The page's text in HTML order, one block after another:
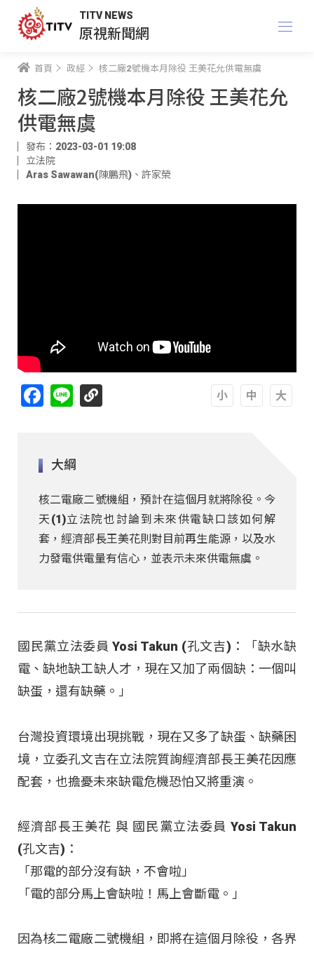
TITV NEWS
原視新聞網
首頁 政經 核二廠2號機本月除役 王美花允供電無虞
核二廠2號機本月除役 王美花允
供電無虞
發布：2023-03-01 19:08
立法院
Aras Sawawan(陳鵬飛) 、 許家榮
Facebook
Line
大綱
核二電廠二號機組，預計在這個月就將除役。今
天(1)立法院也討論到未來供電缺口該如何解
套，經濟部長王美花則對目前再生能源，以及水
力發電供電量有信心，並表示未來供電無虞。
國民黨立法委員 Yosi Takun (孔文吉)：「缺水缺
電、缺地缺工缺人才，現在又加了兩個缺：一個叫
缺蛋，還有缺藥。」
台灣投資環境出現挑戰，現在又多了缺蛋、缺藥困
境，立委孔文吉在立法院質詢經濟部長王美花因應
配套，也擔憂未來缺電危機恐怕又將重演。
經濟部長王美花 與 國民黨立法委員 Yosi Takun
(孔文吉)：
「那電的部分沒有缺，不會啦」
「電的部分馬上會缺啦！馬上會斷電。」
因為核二電廠二號機組，即將在這個月除役，各界